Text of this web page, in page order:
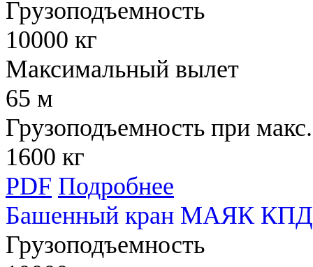
Грузоподъемность
10000 кг
Максимальный вылет
65 м
Грузоподъемность при
1600 кг
PDF Подробнее
Башенный кран МАЯК КПД
Грузоподъемность